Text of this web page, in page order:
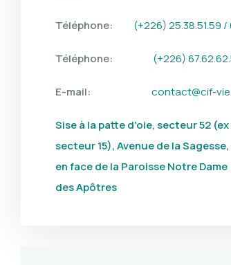
Téléphone: (+226) 25.38.51.59 /
Téléphone: (+226)
E-mail: contact@cif-
Sise à la patte d'oie, secteur 52 (ex
secteur 15), Avenue de la Sagesse,
en face de la Paroisse Notre Dame
des Apôtres